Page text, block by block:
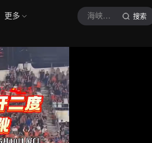
更多 海峡导报大厦门 搜索